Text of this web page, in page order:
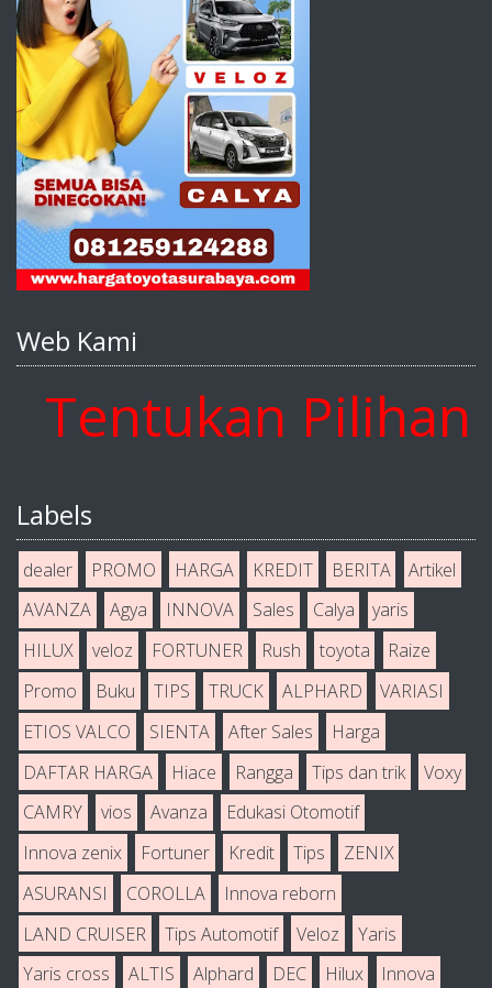
Web Kami
Pilihan
Labels
dealer PROMO HARGA KREDIT BERITA
Artikel
AVANZA
Agya INNOVA Sales Calya
yaris
HILUX
veloz FORTUNER Rush toyota
Raize
Promo
Buku TIPS TRUCK ALPHARD
VARIASI
ETIOS VALCO
SIENTA After Sales
Harga
DAFTAR HARGA
Hiace Rangga Tips dan trik
Voxy
CAMRY
vios Avanza
Edukasi Otomotif
Innova zenix
Fortuner Kredit Tips
ZENIX
ASURANSI
COROLLA
Innova reborn
LAND CRUISER
Tips Automotif Veloz
Yaris
Yaris cross
ALTIS Alphard DEC Hilux
Innova